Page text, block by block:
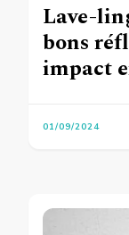
Lave-
bons
impact
01/09/2024